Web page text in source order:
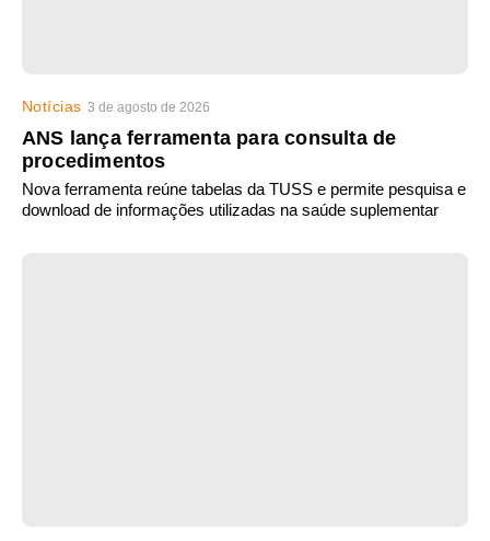
Notícias 3 de agosto de 2026
ANS lança ferramenta para consulta de
procedimentos
Nova ferramenta reúne tabelas da TUSS e permite pesquisa e
download de informações utilizadas na saúde suplementar